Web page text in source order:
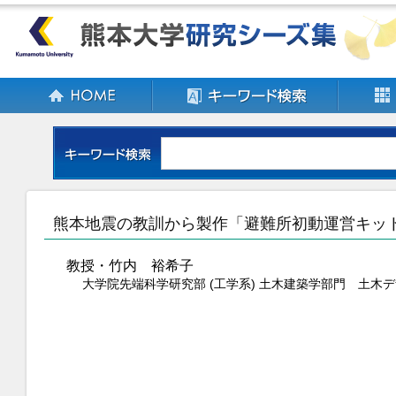
熊本地震の教訓から製作「避難所初動運営キッ
教授・竹内 裕希子
大学院先端科学研究部 (工学系) 土木建築学部門 土木